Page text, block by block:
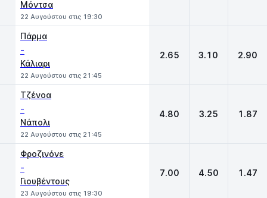
Μόντσα
22 Αυγούστου στις 19:30
Πάρμα
-
Κάλιαρι
22 Αυγούστου στις 21:45
2.65 3.10 2.90
Τζένοα
-
Νάπολι
22 Αυγούστου στις 21:45
4.80 3.25 1.87
Φροζινόνε
-
Γιουβέντους
23 Αυγούστου στις 19:30
7.00 4.50 1.47